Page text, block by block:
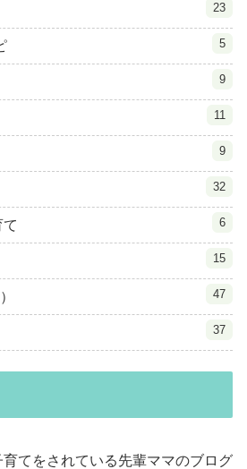
23
5
9
11
9
32
6
15
47
37
てをされている先輩ママのブログ